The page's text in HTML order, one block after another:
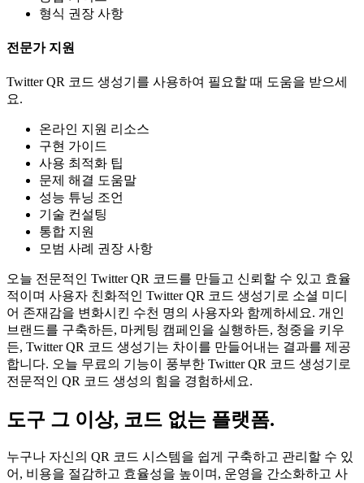
형식 권장 사항
전문가 지원
Twitter QR 코드 생성기를 사용하여 필요할 때 도움을 받으세
요.
온라인 지원 리소스
구현 가이드
사용 최적화 팁
문제 해결 도움말
성능 튜닝 조언
기술 컨설팅
통합 지원
모범 사례 권장 사항
오늘 전문적인 Twitter QR 코드를 만들고 신뢰할 수 있고 효율
적이며 사용자 친화적인 Twitter QR 코드 생성기로 소셜 미디
어 존재감을 변화시킨 수천 명의 사용자와 함께하세요. 개인
브랜드를 구축하든, 마케팅 캠페인을 실행하든, 청중을 키우
든, Twitter QR 코드 생성기는 차이를 만들어내는 결과를 제공
합니다. 오늘 무료의 기능이 풍부한 Twitter QR 코드 생성기로
전문적인 QR 코드 생성의 힘을 경험하세요.
도구 그 이상, 코드 없는 플랫폼.
누구나 자신의 QR 코드 시스템을 쉽게 구축하고 관리할 수 있
어, 비용을 절감하고 효율성을 높이며, 운영을 간소화하고 사